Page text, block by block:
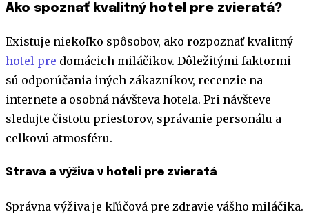
Ako spoznať kvalitný hotel pre zvieratá?
Existuje niekoľko spôsobov, ako rozpoznať kvalitný
hotel pre domácich miláčikov. Dôležitými faktormi
sú odporúčania iných zákazníkov, recenzie na
internete a osobná návšteva hotela. Pri návšteve
sledujte čistotu priestorov, správanie personálu a
celkovú atmosféru.
Strava a výživa v hoteli pre zvieratá
Správna výživa je kľúčová pre zdravie vášho miláčika.